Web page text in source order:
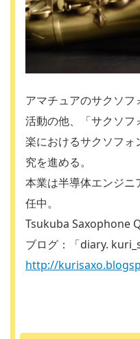
アマチュアのサクソ
活動の他、「サクソ
楽におけるサクソフ
究を進める。
本業は半導体エンジニ
任中。
Tsukuba Saxophone
ブログ：「diary.
http://